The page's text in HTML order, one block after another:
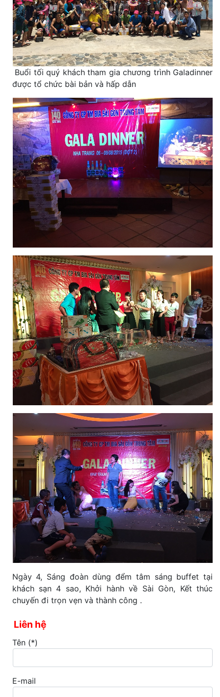
Buổi tối quý khách tham gia chương trình Galadinner
được tổ chức bài bản và hấp dẫn
Ngày 4, Sáng đoàn dùng đểm tâm sáng buffet tại
khách sạn 4 sao, Khởi hành về Sài Gòn, Kết thúc
chuyến đi trọn vẹn và thành công .
Liên hệ
Tên (*)
E-mail